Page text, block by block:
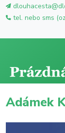
tel. nebo sms
Adámek